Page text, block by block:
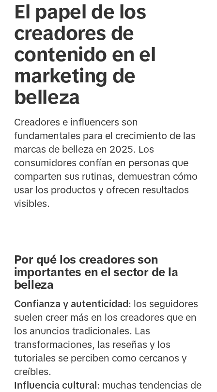
El papel de los
creadores de
contenido en el
marketing de
belleza
Creadores e influencers son
fundamentales para el crecimiento de las
marcas de belleza en 2025. Los
consumidores confían en personas que
comparten sus rutinas, demuestran cómo
usar los productos y ofrecen resultados
visibles.
Por qué los creadores son
importantes en el sector de la
belleza
Confianza y autenticidad: los seguidores
suelen creer más en los creadores que en
los anuncios tradicionales. Las
transformaciones, las reseñas y los
tutoriales se perciben como cercanos y
creíbles.
Influencia cultural: muchas tendencias de